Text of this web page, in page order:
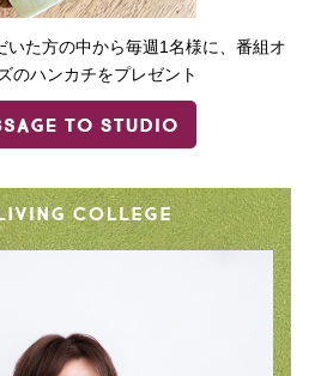
いた方の中から毎週1名様に、番組オ
のハンカチをプレゼント